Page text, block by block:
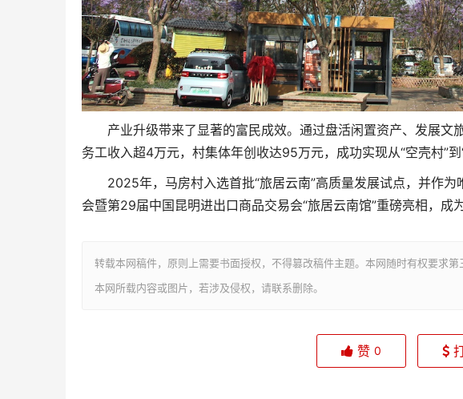
产业升级带来了显著的富民成效。通过盘活闲置资产、发展文
务工收入超4万元，村集体年创收达95万元，成功实现从“空壳村”到
2025年，马房村入选首批“旅居云南”高质量发展试点，并作
会暨第29届中国昆明进出口商品交易会“旅居云南馆”重磅亮相，成
转载本网稿件，原则上需要书面授权，不得篡改稿件主题。本网随时有权要求第
本网所载内容或图片，若涉及侵权，请联系删除。
赞 0